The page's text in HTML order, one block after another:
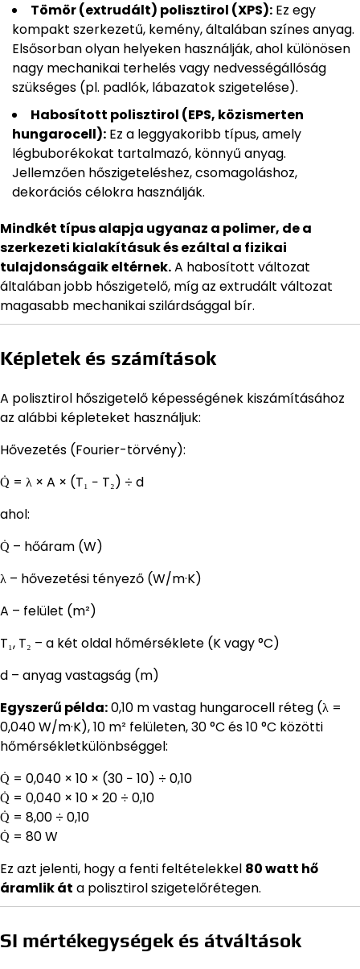
Tömör (extrudált) polisztirol (XPS): Ez egy
kompakt szerkezetű, kemény, általában színes anyag.
Elsősorban olyan helyeken használják, ahol különösen
nagy mechanikai terhelés vagy nedvességállóság
szükséges (pl. padlók, lábazatok szigetelése).
Habosított polisztirol (EPS, közismerten
hungarocell): Ez a leggyakoribb típus, amely
légbuborékokat tartalmazó, könnyű anyag.
Jellemzően hőszigeteléshez, csomagoláshoz,
dekorációs célokra használják.
Mindkét típus alapja ugyanaz a polimer, de a
szerkezeti kialakításuk és ezáltal a fizikai
tulajdonságaik eltérnek.A habosított változat
általában jobb hőszigetelő, míg az extrudált változat
magasabb mechanikai szilárdsággal bír.
Képletek és számítások
A polisztirol hőszigetelő képességének kiszámításához
az alábbi képleteket használjuk:
Hővezetés (Fourier-törvény):
Q̇ = λ × A × (T₁ − T₂) ÷ d
ahol:
Q̇ – hőáram (W)
λ – hővezetési tényező (W/m·K)
A – felület (m²)
T₁, T₂ – a két oldal hőmérséklete (K vagy °C)
d – anyag vastagság (m)
Egyszerű példa:0,10 m vastag hungarocell réteg (λ =
0,040 W/m·K), 10 m² felületen, 30 °C és 10 °C közötti
hőmérsékletkülönbséggel:
Q̇ = 0,040 × 10 × (30 − 10) ÷ 0,10
Q̇ = 0,040 × 10 × 20 ÷ 0,10
Q̇ = 8,00 ÷ 0,10
Q̇ = 80 W
Ez azt jelenti, hogy a fenti feltételekkel 80 watt hő
áramlik át a polisztirol szigetelőrétegen.
SI mértékegységek és átváltások